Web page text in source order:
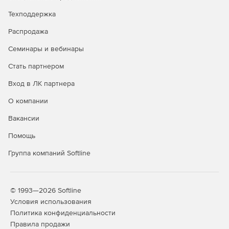
средства контроля доступа на базе политик.
Мгновенное сканирование по запросу. Встроенный
ускоряет сканирование файлов, папок, памяти,
Процесс сканирования практически не влияет на
производительность ПК. В энергосберегающем
работает от аккумулятора, и ограничивается
Управление исправлениями. Решение позволяет
MicroWorld и Microsoft для установки новейших патчей
Техподдержка
Распродажа
Семинары и вебинары
Стать партнером
Вход в ЛК партнера
О компании
Вакансии
Помощь
Группа компаний Softline
© 1993—2026 Softline
Условия использования
Политика конфиденциальности
Правила продажи